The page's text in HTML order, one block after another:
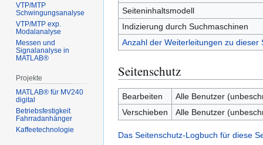
Seiteninhaltsmodell
Indizierung durch Suchmaschinen
Anzahl der Weiterleitungen zu dieser
Seitenschutz
Bearbeiten
Alle Benutzer
Verschieben
Alle Benutzer
Das Seitenschutz-Logbuch für diese
VTP/MTP
Schwingungsanalyse
VTP/MTP exp.
Modalanalyse
Messen und
Signalanalyse in
MATLAB®
Projekte
MATLAB® für MV240
digital
Betriebsfestigkeit
Fahrradanhänger
Kaffeetechnologie